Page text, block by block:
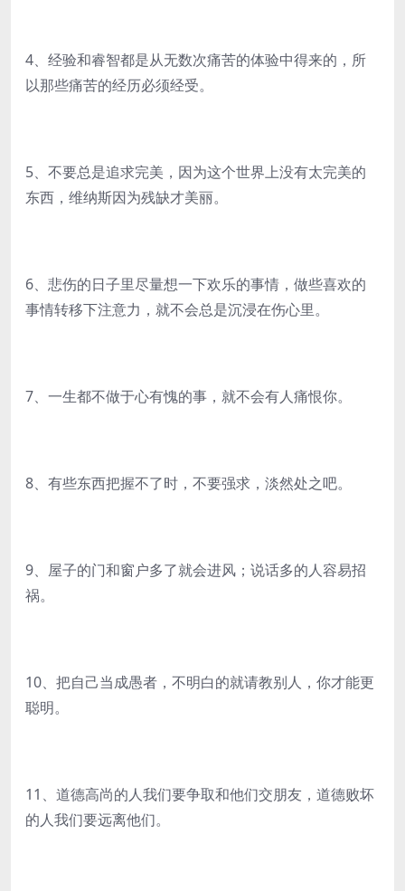
4、经验和睿智都是从无数次痛苦的体验中得来的，所
以那些痛苦的经历必须经受。
5、不要总是追求完美，因为这个世界上没有太完美的
东西，维纳斯因为残缺才美丽。
6、悲伤的日子里尽量想一下欢乐的事情，做些喜欢的
事情转移下注意力，就不会总是沉浸在伤心里。
7、一生都不做于心有愧的事，就不会有人痛恨你。
8、有些东西把握不了时，不要强求，淡然处之吧。
9、屋子的门和窗户多了就会进风；说话多的人容易招
祸。
10、把自己当成愚者，不明白的就请教别人，你才能更
聪明。
11、道德高尚的人我们要争取和他们交朋友，道德败坏
的人我们要远离他们。